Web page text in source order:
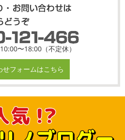
〜18:00（不定休）
せフォームはこちら